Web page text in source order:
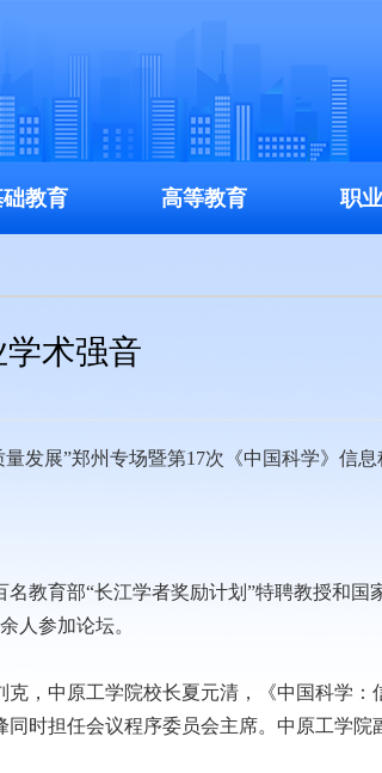
教育 高等教育 职
术强音
发展”郑州专场暨第17次《中国科学》信息
教育部“长江学者奖励计划”特聘教授和国
人参加论坛。
，中原工学院校长夏元清，《中国科学：
时担任会议程序委员会主席。中原工学院